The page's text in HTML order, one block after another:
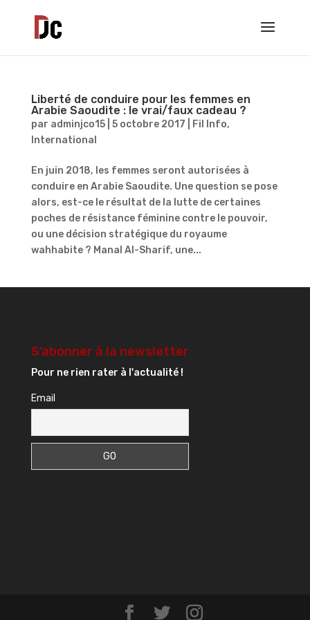
Liberté de conduire pour les femmes en
Arabie Saoudite : le vrai/faux cadeau ?
par adminjco15| 5 octobre 2017 Fil Info,
International
En juin 2018, les femmes seront autorisées à
conduire en Arabie Saoudite. Une question se pose
alors, est-ce le résultat de la lutte de certaines
poches de résistance féminine contre le pouvoir,
ou une décision stratégique du royaume
wahhabite ? Manal Al-Sharif, une...
S’abonner à la newsletter
Pour ne rien rater à l'actualité !
Email